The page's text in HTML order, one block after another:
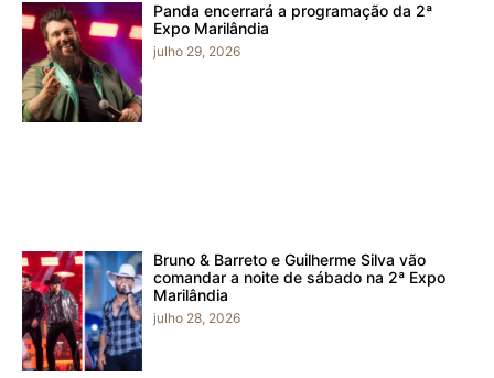
Panda encerrará a programação da 2ª
Expo Marilândia
julho 29, 2026
Bruno & Barreto e Guilherme Silva vão
comandar a noite de sábado na 2ª Expo
Marilândia
julho 28, 2026